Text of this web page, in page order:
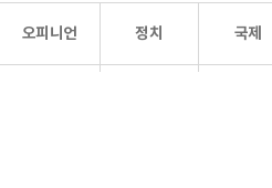
오피니언 정치 국제